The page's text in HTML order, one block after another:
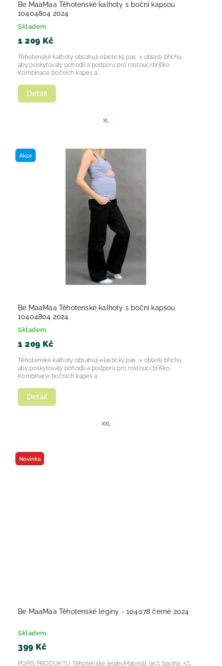
Be MaaMaa Těhotenské kalhoty s boční kapsou
10404804 2024
Skladem
1 209 Kč
Detail
Těhotenské kalhoty obsahují elastický pas v oblasti břicha,
aby poskytovaly pohodlí a podporu pro rostoucí bříško.
Kombinace bočních kapes a...
XL
Akce
Be MaaMaa Těhotenské kalhoty s boční kapsou
10404804 2024
Skladem
1 209 Kč
Detail
Těhotenské kalhoty obsahují elastický pas v oblasti břicha,
aby poskytovaly pohodlí a podporu pro rostoucí bříško.
Kombinace bočních kapes a...
XXL
Novinka
Be MaaMaa Těhotenské legíny - 104078 černé 2024
Skladem
399 Kč
POPIS PRODUKTU Těhotenské legínyMateriál: 95% bavlna, 5%